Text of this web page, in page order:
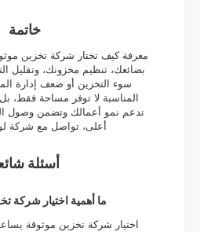
خاتمة
معرفة كيف تختار شركة تخزين
بضائعك، تنظيم مخزونك، وتقليل
سوء التخزين أو ضعف إدارة
المناسبة لا توفر مساحة فقط،
تدعم نمو أعمالك وتضمن وصول
أعلى، تواصل مع شركة
أسئلة
ما أهمية اختيار شركة
اختيار شركة تخزين موثوقة